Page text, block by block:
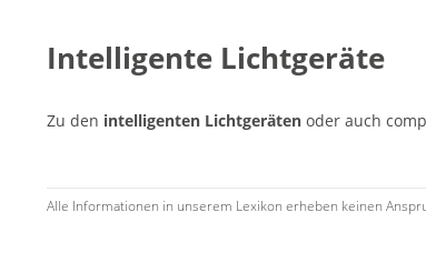
Intelligente Lichtgeräte
Zu den intelligenten Lichtgeräten oder auch
Alle Informationen in unserem Lexikon erheben keinen